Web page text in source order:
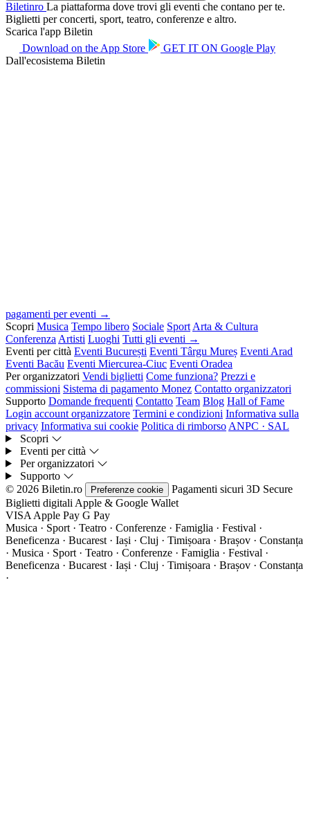
Biletinro La piattaforma dove trovi gli eventi che contano per te.
Biglietti per concerti, sport, teatro, conferenze e altro.
Scarica l'app Biletin
Download on the App Store GET IT ON Google Play
Dall'ecosistema Biletin
pagamenti per eventi →
Scopri Musica Tempo libero Sociale Sport Arta & Cultura
Conferenza Artisti Luoghi Tutti gli eventi →
Eventi per città Eventi București Eventi Târgu Mureș Eventi Arad
Eventi Bacău Eventi Miercurea-Ciuc Eventi Oradea
Per organizzatori Vendi biglietti Come funziona? Prezzi e
commissioni Sistema di pagamento Monez Contatto organizzatori
Supporto Domande frequenti Contatto Team Blog Hall of Fame
Login account organizzatore Termini e condizioni Informativa sulla
privacy Informativa sui cookie Politica di rimborso ANPC · SAL
Scopri
Eventi per città
Per organizzatori
Supporto
© 2026 Biletin.ro
Preferenze cookie Pagamenti sicuri 3D Secure
Biglietti digitali Apple & Google Wallet
VISA Apple Pay G Pay
Musica · Sport · Teatro · Conferenze · Famiglia · Festival ·
Beneficenza · Bucarest · Iași · Cluj · Timișoara · Brașov · Constanța
· Musica · Sport · Teatro · Conferenze · Famiglia · Festival ·
Beneficenza · Bucarest · Iași · Cluj · Timișoara · Brașov · Constanța
·